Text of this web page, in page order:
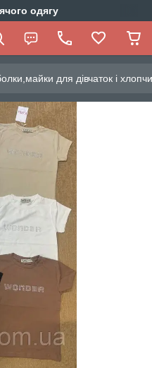
одягу
для дівчаток і